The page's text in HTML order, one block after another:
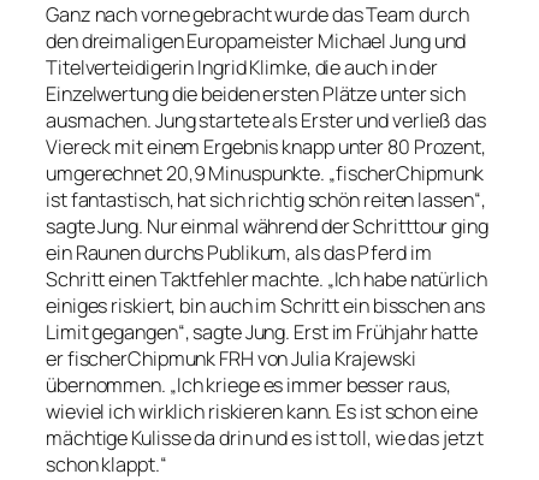
Ganz nach vorne gebracht wurde das Team durch
den dreimaligen Europameister Michael Jung und
Titelverteidigerin Ingrid Klimke, die auch in der
Einzelwertung die beiden ersten Plätze unter sich
ausmachen. Jung startete als Erster und verließ das
Viereck mit einem Ergebnis knapp unter 80 Prozent,
umgerechnet 20,9 Minuspunkte. „fischerChipmunk
ist fantastisch, hat sich richtig schön reiten lassen“,
sagte Jung. Nur einmal während der Schritttour ging
ein Raunen durchs Publikum, als das Pferd im
Schritt einen Taktfehler machte. „Ich habe natürlich
einiges riskiert, bin auch im Schritt ein bisschen ans
Limit gegangen“, sagte Jung. Erst im Frühjahr hatte
er fischerChipmunk FRH von Julia Krajewski
übernommen. „Ich kriege es immer besser raus,
wieviel ich wirklich riskieren kann. Es ist schon eine
mächtige Kulisse da drin und es ist toll, wie das jetzt
schon klappt.“